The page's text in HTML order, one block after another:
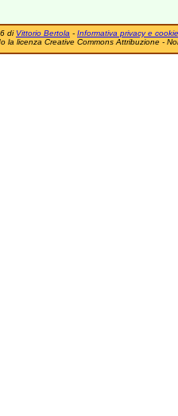
di Vittorio Bertola - Informativa privacy e cookie
la licenza Creative Commons Attribuzione -